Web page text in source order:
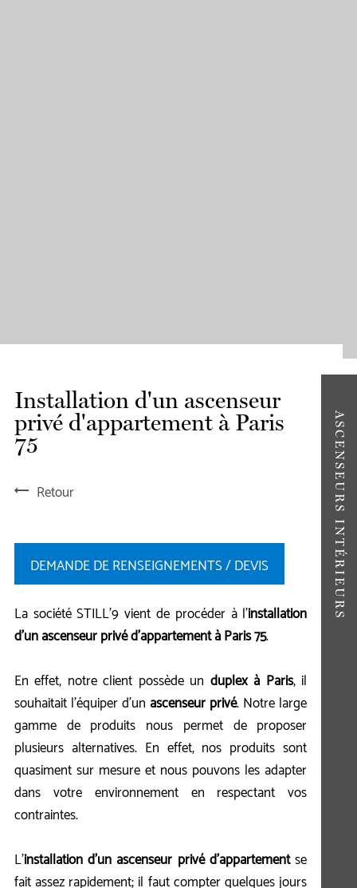
ASCENSEURS INTÉRIEURS
Installation d'un ascenseur
privé d'appartement à Paris
75
Retour
DEMANDE DE RENSEIGNEMENTS / DEVIS
La société STILL'9 vient de procéder à l'installation
d'un ascenseur privé d'appartement à Paris 75.
En effet, notre client possède un duplex à Paris, il
souhaitait l'équiper d'un ascenseur privé. Notre large
gamme de produits nous permet de proposer
plusieurs alternatives. En effet, nos produits sont
quasiment sur mesure et nous pouvons les adapter
dans votre environnement en respectant vos
contraintes.
L'installation d'un ascenseur privé d'appartementse
fait assez rapidement; il faut compter quelques jours